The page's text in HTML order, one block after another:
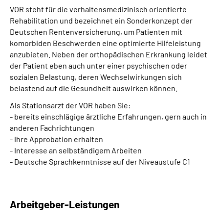
VOR steht für die verhaltensmedizinisch orientierte
Rehabilitation und bezeichnet ein Sonderkonzept der
Deutschen Rentenversicherung, um Patienten mit
komorbiden Beschwerden eine optimierte Hilfeleistung
anzubieten. Neben der orthopädischen Erkrankung leidet
der Patient eben auch unter einer psychischen oder
sozialen Belastung, deren Wechselwirkungen sich
belastend auf die Gesundheit auswirken können.
Als Stationsarzt der VOR haben Sie:
- bereits einschlägige ärztliche Erfahrungen, gern auch in
anderen Fachrichtungen
- Ihre Approbation erhalten
- Interesse an selbständigem Arbeiten
- Deutsche Sprachkenntnisse auf der Niveaustufe C1
Arbeitgeber-Leistungen